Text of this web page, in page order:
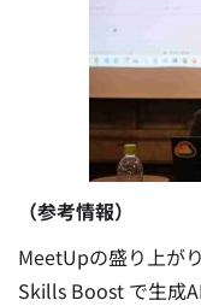
（参考情報）
MeetUpの盛り上が
Skills Boost で生成